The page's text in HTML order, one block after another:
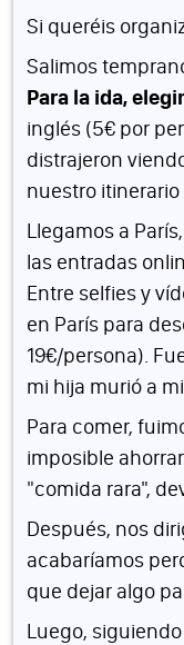
Si queréis
Salimos
Para la ida,
inglés (5€ por
distrajeron
nuestro itinerario
Llegamos a
las entradas
Entre selfies y
en París para
19€/persona).
mi hija murió a
Para comer,
imposible
"comida rara",
Después, nos
acabaríamos
que dejar algo
Luego,